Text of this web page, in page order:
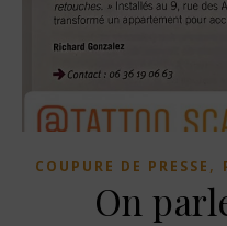
COUPURE DE PRESSE ,
On